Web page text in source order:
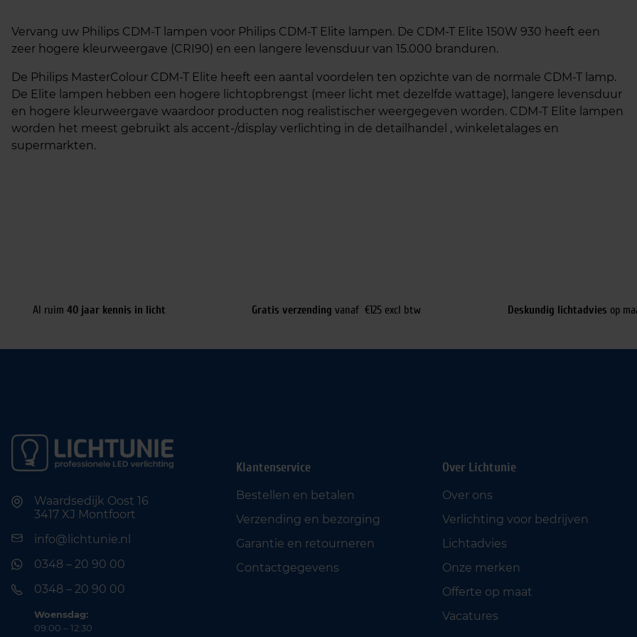
Vervang uw Philips CDM-T lampen voor Philips CDM-T Elite lampen. De CDM-T Elite 150W 930 heeft een
zeer hogere kleurweergave (CRI90) en een langere levensduur van 15.000 branduren.
De Philips MasterColour CDM-T Elite heeft een aantal voordelen ten opzichte van de normale CDM-T lamp.
De Elite lampen hebben een hogere lichtopbrengst (meer licht met dezelfde wattage), langere levensduur
en hogere kleurweergave waardoor producten nog realistischer weergegeven worden. CDM-T Elite lampen
worden het meest gebruikt als accent-/display verlichting in de detailhandel , winkeletalages en
supermarkten.
Al ruim 40 jaar kennis in licht Gratis verzending vanaf €125 excl btw Deskundig lichtadvies op
Waardsedijk Oost 16
3417 XJ Montfoort
info@lichtunie.nl
0348 – 20 90 00
0348 – 20 90 00
Woensdag:
09:00 – 12:30
Klantenservice
Bestellen en betalen
Verzending en bezorging
Garantie en retourneren
Contactgegevens
Over Lichtunie
Over ons
Verlichting voor bedrijven
Lichtadvies
Onze merken
Offerte op maat
Vacatures